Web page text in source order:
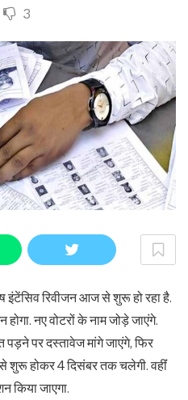
3
इंटेंसिव रिवीजन आज से शुरू हो रहा है.
नए वोटरों के नाम जोड़े जाएंगे.
पर दस्तावेज मांगे जाएंगे, फिर
शुरू होकर 4 दिसंबर तक चलेगी. वहींं
किया जाएगा.